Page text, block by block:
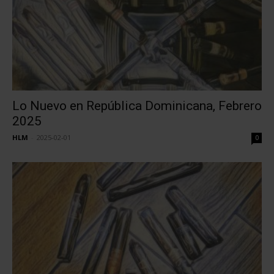
Lo Nuevo en República Dominicana, Febrero
2025
HLM 2025-02-01 0